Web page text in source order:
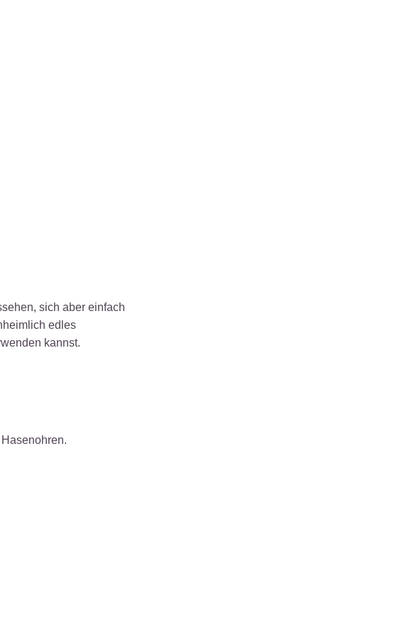
sich aber einfach
edles
kannst.